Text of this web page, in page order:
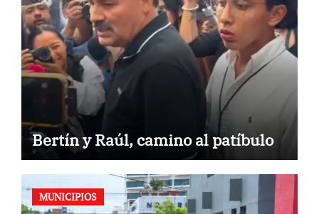
Bertín y Raúl, camino al patíbulo
MUNICIPIOS